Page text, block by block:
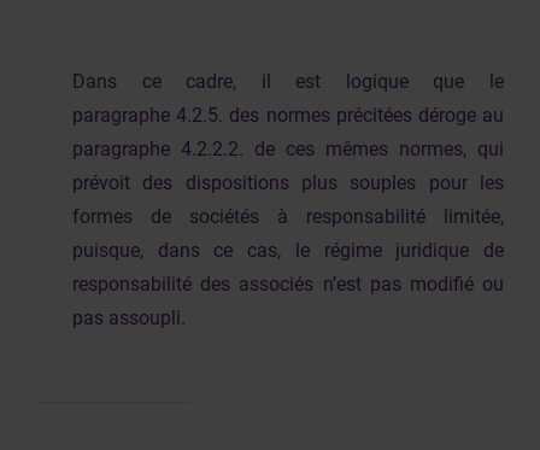
Dans ce cadre, il est logique que le
paragraphe 4.2.5. des normes précitées déroge au
paragraphe 4.2.2.2. de ces mêmes normes, qui
prévoit des dispositions plus souples pour les
formes de sociétés à responsabilité limitée,
puisque, dans ce cas, le régime juridique de
responsabilité des associés n’est pas modifié ou
pas assoupli.